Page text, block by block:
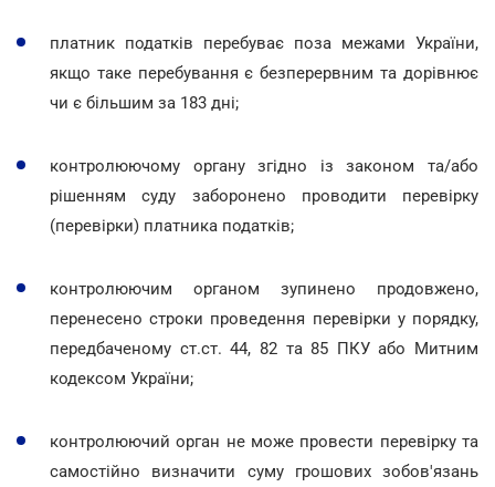
платник податків перебуває поза межами України,
якщо таке перебування є безперервним та дорівнює
чи є більшим за 183 дні;
контролюючому органу згідно із законом та/або
рішенням суду заборонено проводити перевірку
(перевірки) платника податків;
контролюючим органом зупинено продовжено,
перенесено строки проведення перевірки у порядку,
передбаченому ст.ст. 44, 82 та 85 ПКУ або Митним
кодексом України;
контролюючий орган не може провести перевірку та
самостійно визначити суму грошових зобов'язань